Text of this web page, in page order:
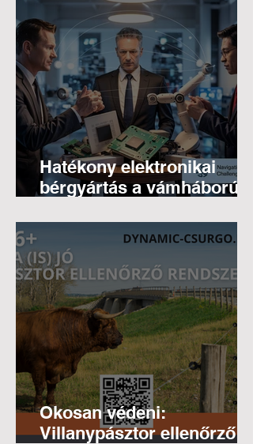
Hatékony elektronikai
bérgyártás a vámháborúk
Okosan védeni:
Villanypásztor ellenőrző